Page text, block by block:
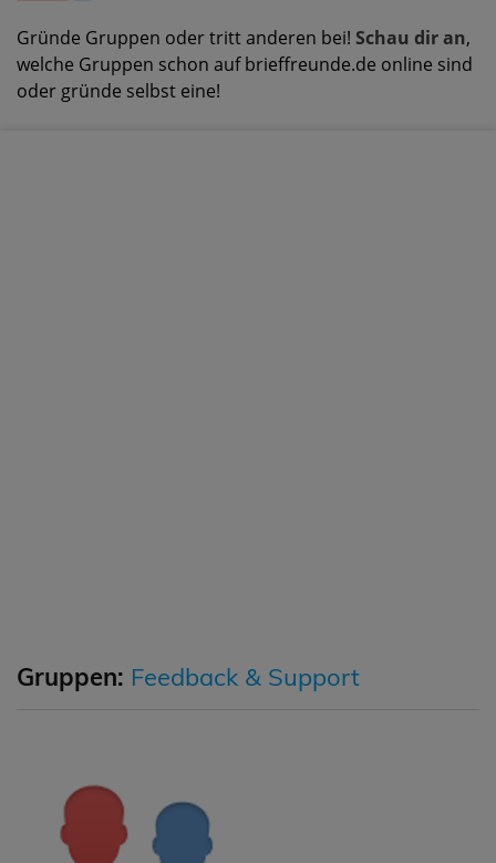
Gründe Gruppen oder tritt anderen bei! Schau dir an,
welche Gruppen schon auf brieffreunde.de online sind
oder gründe selbst eine!
Gruppen: Feedback & Support